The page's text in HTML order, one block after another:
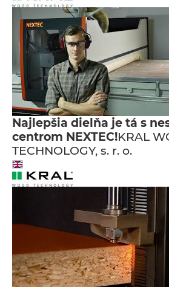
Najlepšia dielňa je tá s
centrom NEXTEC!KRAL
TECHNOLOGY, s. r. o.